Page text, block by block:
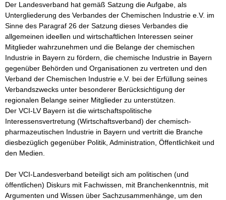
Der Landesverband hat gemäß Satzung die Aufgabe, als
Untergliederung des Verbandes der Chemischen Industrie e.V. im
Sinne des Paragraf 26 der Satzung dieses Verbandes die
allgemeinen ideellen und wirtschaftlichen Interessen seiner
Mitglieder wahrzunehmen und die Belange der chemischen
Industrie in Bayern zu fördern, die chemische Industrie in Bayern
gegenüber Behörden und Organisationen zu vertreten und den
Verband der Chemischen Industrie e.V. bei der Erfüllung seines
Verbandszwecks unter besonderer Berücksichtigung der
regionalen Belange seiner Mitglieder zu unterstützen.
Der VCI-LV Bayern ist die wirtschaftspolitische
Interessensvertretung (Wirtschaftsverband) der chemisch-
pharmazeutischen Industrie in Bayern und vertritt die Branche
diesbezüglich gegenüber Politik, Administration, Öffentlichkeit und
den Medien.
Der VCI-Landesverband beteiligt sich am politischen (und
öffentlichen) Diskurs mit Fachwissen, mit Branchenkenntnis, mit
Argumenten und Wissen über Sachzusammenhänge, um den